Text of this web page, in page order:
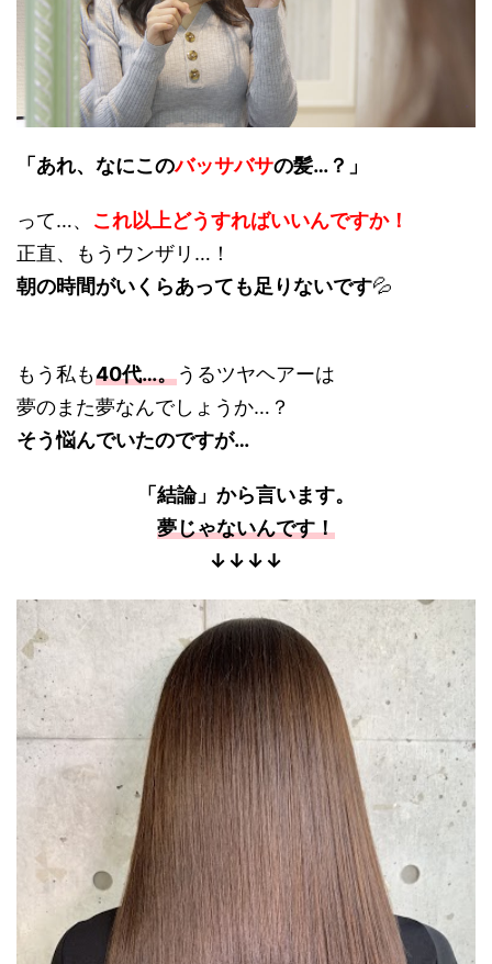
「あれ、なにこのバッサバサの髪…？」
って…、 これ以上どうすればいいんですか！
正直、もうウンザリ…！
朝の時間がいくらあっても足りないです💦
もう私も40代…。うるツヤヘアーは
夢のまた夢なんでしょうか…？
そう悩んでいたのですが…
「結論」から言います。
夢じゃないんです！
↓↓↓↓